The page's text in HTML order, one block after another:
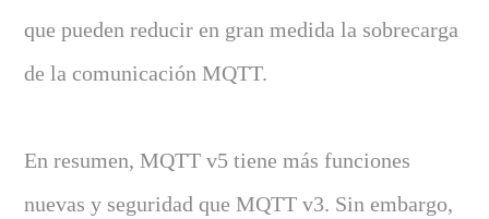
que pueden reducir en gran medida la sobrecarga
de la comunicación MQTT.
En resumen, MQTT v5 tiene más funciones
nuevas y seguridad que MQTT v3. Sin embargo,